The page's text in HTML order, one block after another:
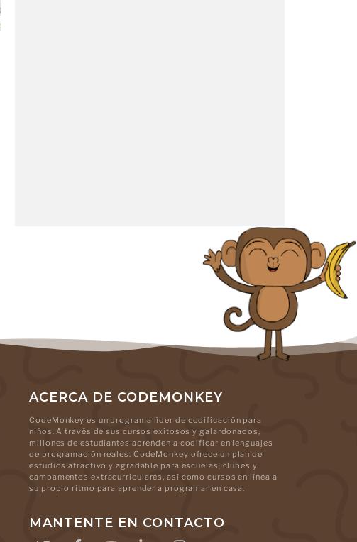
ACERCA DE CODEMONKEY
CodeMonkey es un programa líder de codificación para
niños. A través de sus cursos exitosos y galardonados,
millones de estudiantes aprenden a codificar en lenguajes
de programación reales. CodeMonkey ofrece un plan de
estudios atractivo y agradable para escuelas, clubes y
campamentos extracurriculares, así como cursos en línea a
su propio ritmo para aprender a programar en casa.
MANTENTE EN CONTACTO